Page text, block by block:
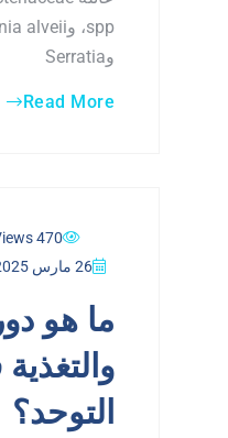
وSerratia
Read More
470 Views
26 مارس 2025
ما هو
التوحد؟